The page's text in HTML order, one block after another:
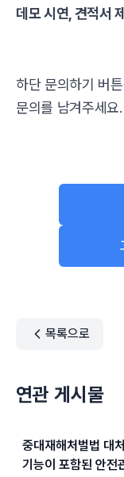
데모 시연, 견적서
하단 문의하기 버
문의를 남겨주세요.
목록으로
연관 게시물
중대재해처벌법 대
기능이 포함된 안전